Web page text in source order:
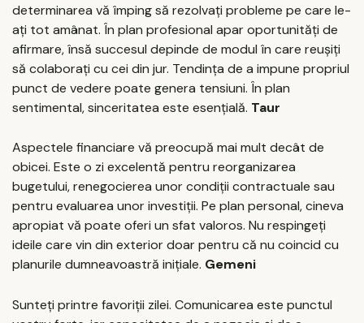
determinarea vă împing să rezolvați probleme pe care le-
ați tot amânat. În plan profesional apar oportunități de
afirmare, însă succesul depinde de modul în care reușiți
să colaborați cu cei din jur. Tendința de a impune propriul
punct de vedere poate genera tensiuni. În plan
sentimental, sinceritatea este esențială. Taur
Aspectele financiare vă preocupă mai mult decât de
obicei. Este o zi excelentă pentru reorganizarea
bugetului, renegocierea unor condiții contractuale sau
pentru evaluarea unor investiții. Pe plan personal, cineva
apropiat vă poate oferi un sfat valoros. Nu respingeți
ideile care vin din exterior doar pentru că nu coincid cu
planurile dumneavoastră inițiale. Gemeni
Sunteți printre favoriții zilei. Comunicarea este punctul